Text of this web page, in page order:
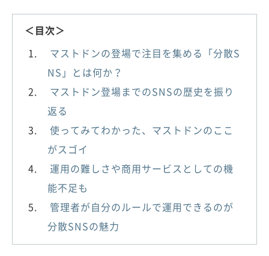
＜目次＞
マストドンの登場で注目を集める「分散S
NS」とは何か？
マストドン登場までのSNSの歴史を振り
返る
使ってみてわかった、マストドンのここ
がスゴイ
運用の難しさや商用サービスとしての機
能不足も
管理者が自分のルールで運用できるのが
分散SNSの魅力